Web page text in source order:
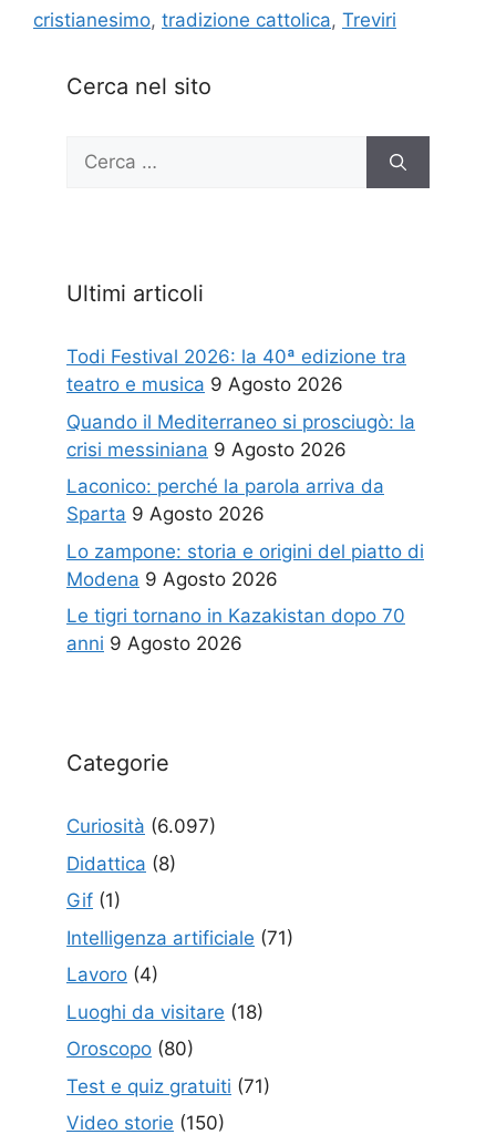
cristianesimo, tradizione cattolica, Treviri
Cerca nel sito
Ricerca
Ultimi articoli
Todi Festival 2026: la 40ª edizione tra
teatro e musica 9 Agosto 2026
Quando il Mediterraneo si prosciugò: la
crisi messiniana 9 Agosto 2026
Laconico: perché la parola arriva da
Sparta 9 Agosto 2026
Lo zampone: storia e origini del piatto di
Modena 9 Agosto 2026
Le tigri tornano in Kazakistan dopo 70
anni 9 Agosto 2026
Categorie
Curiosità (6.097)
Didattica (8)
Gif (1)
Intelligenza artificiale (71)
Lavoro (4)
Luoghi da visitare (18)
Oroscopo (80)
Test e quiz gratuiti (71)
Video storie (150)